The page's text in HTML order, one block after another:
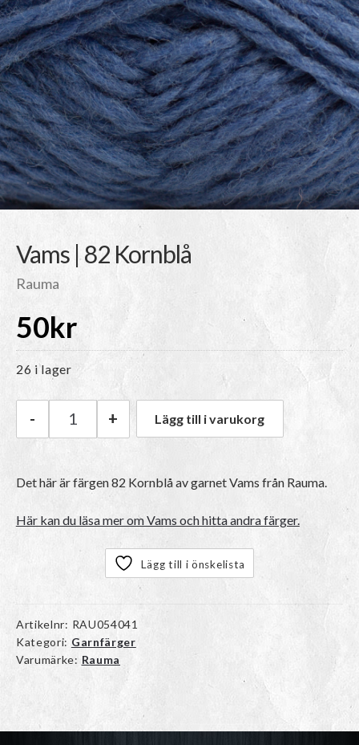
Vams | 82 Kornblå
Rauma
50kr
26 i lager
Rauma Vams | 82 Kornblå mängd
- + Lägg till i varukorg
Det här är färgen 82 Kornblå av garnetVams från Rauma.
Här kan du läsa mer om Vams och hitta andra färger.
Lägg till i önskelista
Artikelnr: RAU054041
Kategori: Garnfärger
Varumärke: Rauma